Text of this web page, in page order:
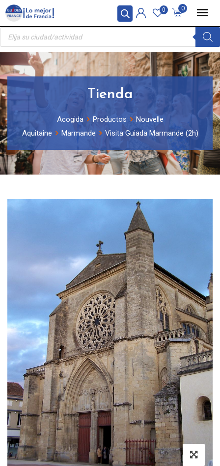
Panel de gestión de cookies
Skip
content
0
0
Búsqueda
productos
Tienda
Acogida Productos
Nouvelle
Aquitaine
Marmande Visita Guiada Marmande (2h)